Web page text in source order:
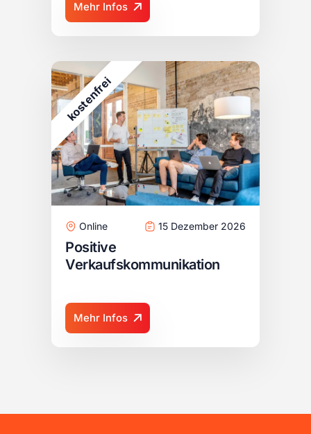
Mehr Infos
k
o
s
t
e
n
f
r
e
i
Online 15 Dezember 2026
Positive
Verkaufskommunikation
Mehr Infos